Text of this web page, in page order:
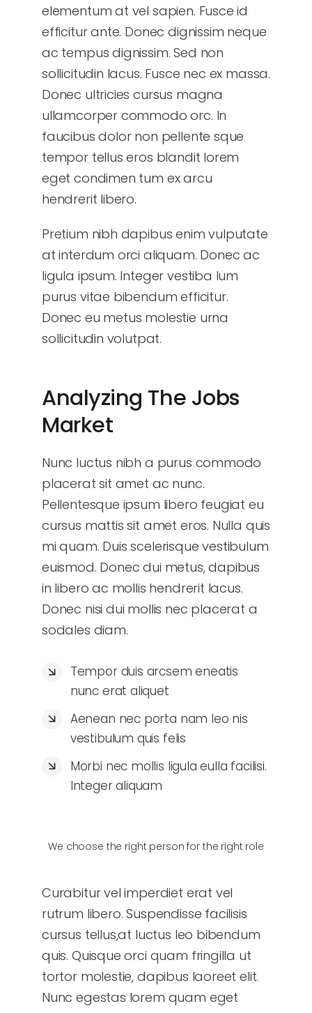
elementum at vel sapien. Fusce id
efficitur ante. Donec dignissim neque
ac tempus dignissim. Sed non
sollicitudin lacus. Fusce nec ex massa.
Donec ultricies cursus magna
ullamcorper commodo orc. In
faucibus dolor non pellente sque
tempor tellus eros blandit lorem
eget condimen tum ex arcu
hendrerit libero.
Pretium nibh dapibus enim vulputate
at interdum orci aliquam. Donec ac
ligula ipsum. Integer vestiba lum
purus vitae bibendum efficitur.
Donec eu metus molestie urna
sollicitudin volutpat.
Analyzing The Jobs
Market
Nunc luctus nibh a purus commodo
placerat sit amet ac nunc.
Pellentesque ipsum libero feugiat eu
cursus mattis sit amet eros. Nulla quis
mi quam. Duis scelerisque vestibulum
euismod. Donec dui metus, dapibus
in libero ac mollis hendrerit lacus.
Donec nisi dui mollis nec placerat a
sodales diam.
Tempor duis arcsem eneatis
nunc erat aliquet
Aenean nec porta nam leo nis
vestibulum quis felis
Morbi nec mollis ligula eulla facilisi.
Integer aliquam
We choose the right person for the right role
Curabitur vel imperdiet erat vel
rutrum libero. Suspendisse facilisis
cursus tellus,at luctus leo bibendum
quis. Quisque orci quam fringilla ut
tortor molestie, dapibus laoreet elit.
Nunc egestas lorem quam eget